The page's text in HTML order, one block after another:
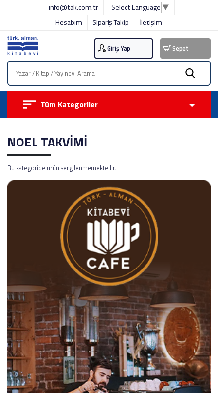
info@tak.com.tr Select Language ▼
Hesabım
Sipariş Takip İletişim
Giriş Yap Sepet
Tüm Kategoriler
NOEL TAKVİMİ
Bu kategoride ürün sergilenmemektedir.